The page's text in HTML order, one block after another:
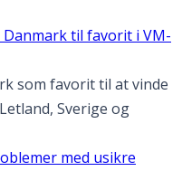
til favorit i VM-
som favorit til at vinde
Sverige og
med usikre